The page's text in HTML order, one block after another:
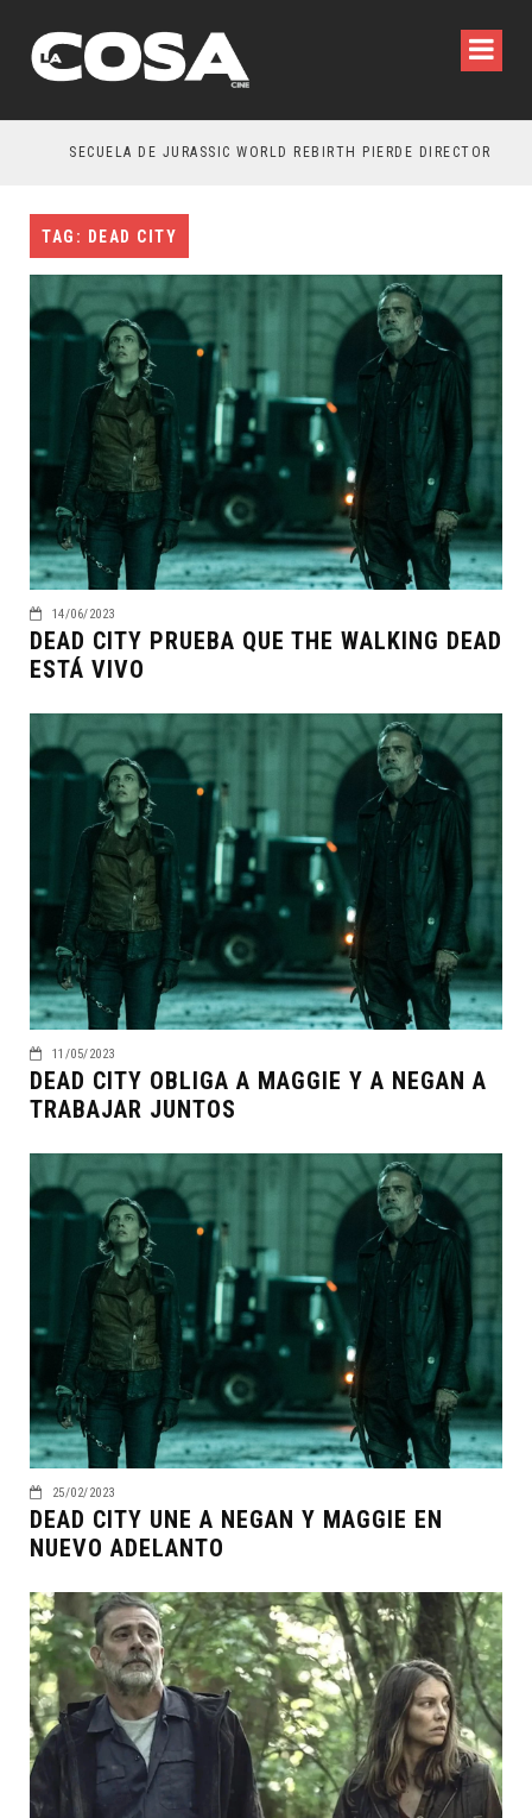
SECUELA DE JURASSIC WORLD REBIRTH PIERDE DIRECTOR
TAG: DEAD CITY
14/06/2023
DEAD CITY PRUEBA QUE THE WALKING DEAD
ESTÁ VIVO
11/05/2023
DEAD CITY OBLIGA A MAGGIE Y A NEGAN A
TRABAJAR JUNTOS
25/02/2023
DEAD CITY UNE A NEGAN Y MAGGIE EN
NUEVO ADELANTO